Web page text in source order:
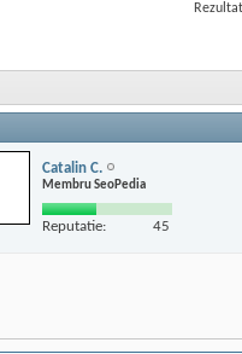
Catalin C.
Membru SeoPedia
Reputatie: 45